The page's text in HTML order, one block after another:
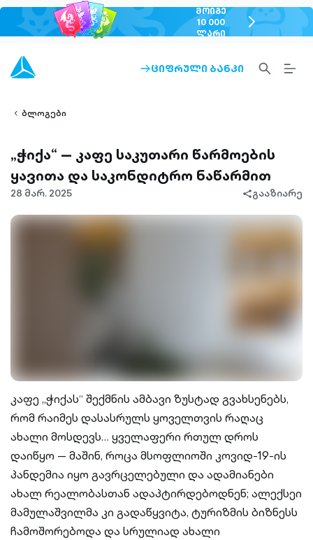
ᲛᲝᲘᲒᲔ
10 000
ᲚᲐᲠᲘ
chevron-
right-
ARROW-
ᲪᲘᲤᲠᲣᲚᲘ ᲑᲐᲜᲙᲘ
SEARCH-
OUTLINED
ბლოგები
„ჭიქა“ — კაფე საკუთარი წარმოების
ყავითა და საკონდიტრო ნაწარმით
28 მარ. 2025
share-
გააზიარე
კაფე „ჭიქას“ შექმნის ამბავი ზუსტად გვახსენებს,
რომ რაიმეს დასასრულს ყოველთვის რაღაც
ახალი მოსდევს… ყველაფერი რთულ დროს
დაიწყო — მაშინ, როცა მსოფლიოში კოვიდ-19-ის
პანდემია იყო გავრცელებული და ადამიანები
ახალ რეალობასთან ადაპტირდებოდნენ; ალექსეი
მამულაშვილმა კი გადაწყვიტა, ტურიზმის ბიზნესს
ჩამოშორებოდა და სრულიად ახალი